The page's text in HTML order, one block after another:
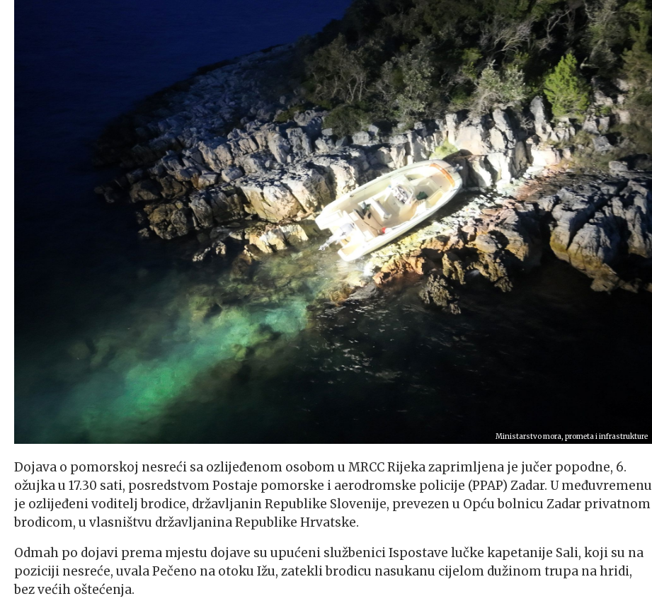
Ministarstvo mora, prometa i infrastrukture
Dojava o pomorskoj nesreći sa ozlijeđenom osobom u MRCC Rijeka zaprimljena je jučer popodne, 6.
ožujka u 17.30 sati, posredstvom Postaje pomorske i aerodromske policije (PPAP) Zadar. U međuvremenu
je ozlijeđeni voditelj brodice, državljanin Republike Slovenije, prevezen u Opću bolnicu Zadar privatnom
brodicom, u vlasništvu državljanina Republike Hrvatske.
Odmah po dojavi prema mjestu dojave su upućeni službenici Ispostave lučke kapetanije Sali, koji su na
poziciji nesreće, uvala Pečeno na otoku Ižu, zatekli brodicu nasukanu cijelom dužinom trupa na hridi,
bez većih oštećenja.